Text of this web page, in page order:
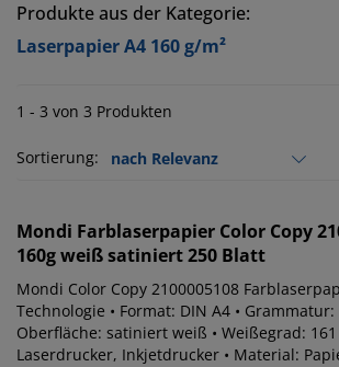
Produkte aus der Kategorie:
Laserpapier A4 160 g/m²
1 - 3 von 3 Produkten
Sortierung:
Mondi Farblaserpapier Color Copy
160g weiß satiniert 250 Blatt
Mondi Color Copy 2100005108
Technologie • Format: DIN A4 • Grammatur:
Oberfläche: satiniert weiß • Weißegrad: 161
Laserdrucker, Inkjetdrucker • Material: